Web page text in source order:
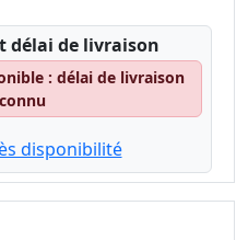
délai de livraison
: délai de livraison
disponibilité